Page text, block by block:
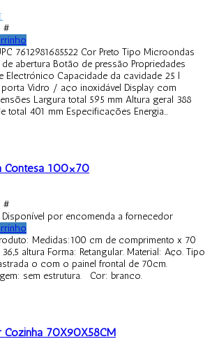
#
7612981685522 Cor Preto Tipo Microondas
abertura Botão de pressão Propriedades
Electrónico Capacidade da cavidade 25 l
porta Vidro / aço inoxidável Display com
Largura total 595 mm Altura geral 388
total 401 mm Especificações Energia...
Contesa 100×70
#
Disponível por encomenda a fornecedor
Medidas:100 cm de comprimento x 70
altura Forma: Retangular. Material: Aço. Tipo
o com o painel frontal de 70cm.
sem estrutura. Cor: branco.
70X90X58CM